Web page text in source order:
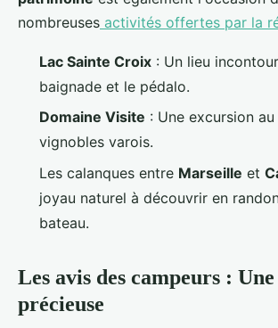
nombreuses activités offertes par la
Lac Sainte Croix : Un lieu
baignade et le pédalo.
Domaine Visite : Une excursion
vignobles varois.
Les calanques entre Marseille et
joyau naturel à découvrir en
bateau.
Les avis des campeurs :
précieuse